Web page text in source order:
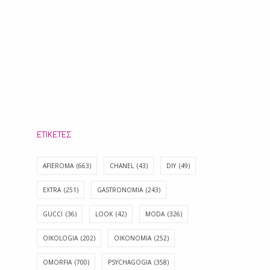
ΕΤΙΚΈΤΕΣ
AFIEROMA (663) CHANEL (43) DIY (49)
EXTRA (251) GASTRONOMIA (243)
GUCCI (36) LOOK (42) MODA (326)
OIKOLOGIA (202) OIKONOMIA (252)
OMORFIA (700) PSYCHAGOGIA (358)